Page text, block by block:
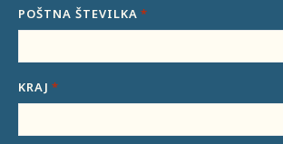
POŠTNA ŠTEVILKA *
KRAJ *